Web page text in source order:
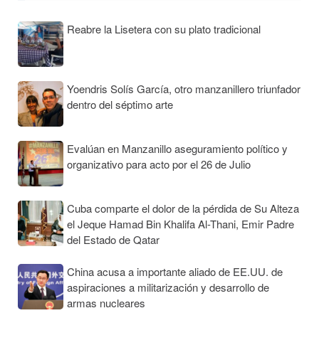
Reabre la Lisetera con su plato tradicional
Yoendris Solís García, otro manzanillero triunfador
dentro del séptimo arte
Evalúan en Manzanillo aseguramiento político y
organizativo para acto por el 26 de Julio
Cuba comparte el dolor de la pérdida de Su Alteza
el Jeque Hamad Bin Khalifa Al-Thani, Emir Padre
del Estado de Qatar
China acusa a importante aliado de EE.UU. de
aspiraciones a militarización y desarrollo de
armas nucleares